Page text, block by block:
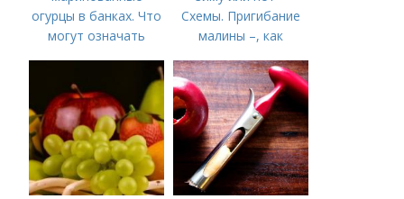
огурцы в банках. Что
могут означать
Схемы. Пригибание
малины –, как
когда